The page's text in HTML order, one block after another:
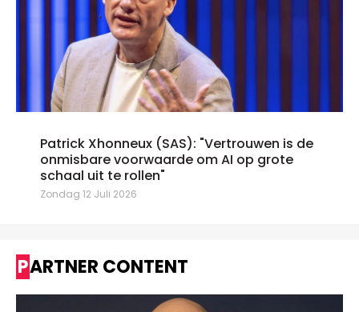
Patrick Xhonneux (SAS): "Vertrouwen is de
onmisbare voorwaarde om AI op grote
schaal uit te rollen"
Zondag 12 Juli 2026
PARTNER CONTENT